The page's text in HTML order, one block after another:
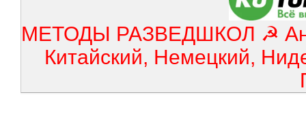
МЕТОДЫ РАЗВЕДШКОЛ ☭
Китайский, Немецкий,